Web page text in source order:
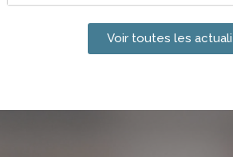
Voir toutes les